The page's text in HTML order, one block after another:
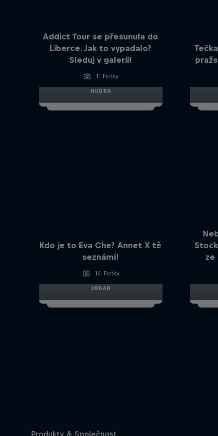
Addict Tour se přesunula do
Liberce. Jak to vypadalo?
Sleduj v galerii!
11 Fotky
HUDBA
Kdo je to Eva Che? Annet X tě
seznámí!
14 Fotky
URBAN
ze